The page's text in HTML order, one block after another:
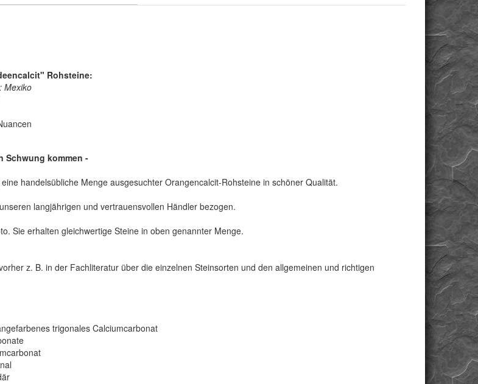
Rohsteine:
Mexiko
Schwung kommen -
handelsübliche Menge ausgesuchter Orangencalcit-Rohsteine in schöner Qualität.
langjährigen und vertrauensvollen Händler bezogen.
Sie erhalten gleichwertige Steine in oben genannter Menge.
z. B. in der Fachliteratur über die einzelnen Steinsorten und den allgemeinen und richtigen
trigonales Calciumcarbonat